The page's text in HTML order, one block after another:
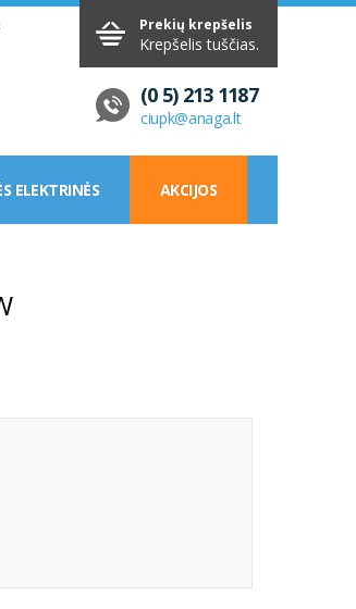
Prekių krepšelis
Krepšelis tuščias.
(0 5) 213 1187
ciupk@anaga.lt
ELEKTRINĖS AKCIJOS